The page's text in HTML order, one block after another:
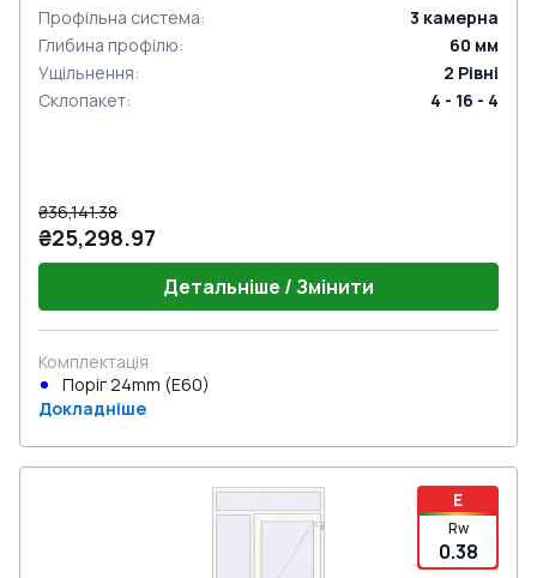
Профільна система: 3 камерна
Глибина профілю: 60 мм
Ущільнення: 2 Рівні
Склопакет: 4 - 16 - 4
₴36,141.38
₴25,298.97
Детальніше / Змінити
Комплектація
Поріг 24mm (E60)
Докладніше
E
Rw
0.38